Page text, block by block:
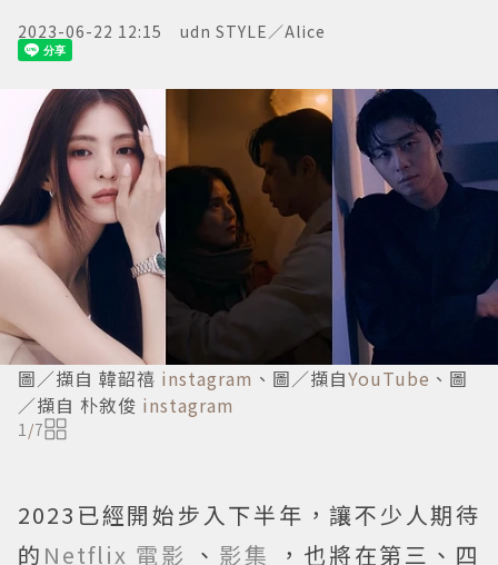
2023-06-22 12:15 udn STYLE／Alice
圖／擷自 韓韶禧 instagram 、圖／擷自YouTube 、圖
／擷自 朴敘俊 instagram
1 /7
2023已經開始步入下半年，讓不少人期待
的 Netflix 電影 、 影集
，也將在第三、四